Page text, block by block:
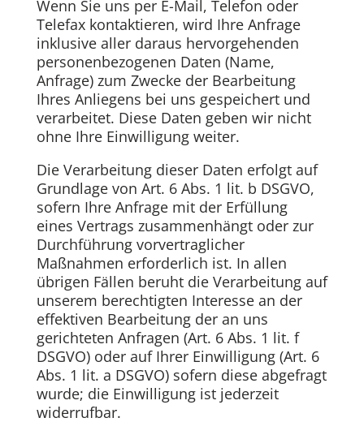
Wenn Sie uns per E-Mail, Telefon oder
Telefax kontaktieren, wird Ihre Anfrage
inklusive aller daraus hervorgehenden
personenbezogenen Daten (Name,
Anfrage) zum Zwecke der Bearbeitung
Ihres Anliegens bei uns gespeichert und
verarbeitet. Diese Daten geben wir nicht
ohne Ihre Einwilligung weiter.
Die Verarbeitung dieser Daten erfolgt auf
Grundlage von Art. 6 Abs. 1 lit. b DSGVO,
sofern Ihre Anfrage mit der Erfüllung
eines Vertrags zusammenhängt oder zur
Durchführung vorvertraglicher
Maßnahmen erforderlich ist. In allen
übrigen Fällen beruht die Verarbeitung auf
unserem berechtigten Interesse an der
effektiven Bearbeitung der an uns
gerichteten Anfragen (Art. 6 Abs. 1 lit. f
DSGVO) oder auf Ihrer Einwilligung (Art. 6
Abs. 1 lit. a DSGVO) sofern diese abgefragt
wurde; die Einwilligung ist jederzeit
widerrufbar.